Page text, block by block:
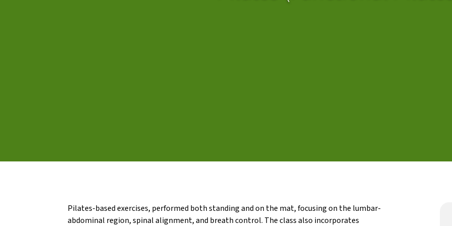
Pilates-based exercises, performed both standing and on the mat, focusing on the lumbar-
abdominal region, spinal alignment, and breath control. The class also incorporates